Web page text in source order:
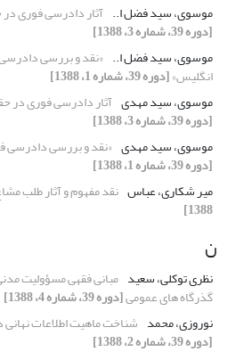
موسوی، سید فضل ا.. آثار دادرسی فوری
[دوره 39، شماره 3، 1388]
موسوی، سید فضل ا.. «نقد و بررسی
انگلیس»[دوره 39، شماره 1، 1388]
موسوی، سید مهدی آثار دادرسی فوری در
[دوره 39، شماره 3، 1388]
موسوی، سید مهدی «نقد و بررسی دادرسی
[دوره 39، شماره 1، 1388]
میر شکاری، عباس نقد مفهوم و آثار طلب
1388]
ن
نظری توکلی، سعید مبانی فقهی مسؤولیت
گذرگاه های عمومی‌[دوره 39، شماره 4، 1388]
نوروزی، محمد شناخت ماهیت اطلاعات نهانی
[دوره 39، شماره 2، 1388]